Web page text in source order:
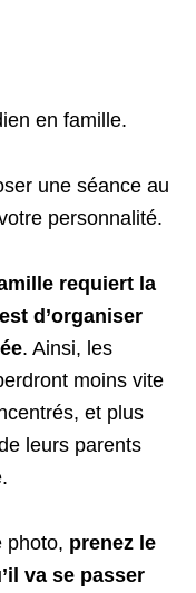
en famille.
une séance au
personnalité.
requiert la
d’organiser
. Ainsi, les
moins vite
et plus
leurs parents
photo, prenez le
va se passer